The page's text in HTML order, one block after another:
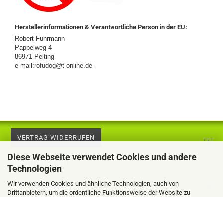
Diese Webseite verwendet Cookies und andere
Technologien
Wir verwenden Cookies und ähnliche Technologien, auch von
Drittanbietern, um die ordentliche Funktionsweise der Website zu
Herstellerinformationen & Verantwortliche Person in der EU:
Robert Fuhrmann
Pappelweg 4
86971 Peiting
e-mail:rofudog@t-online.de
VERTRAG WIDERRUFEN
Informationen
Hilfe & Kontakt